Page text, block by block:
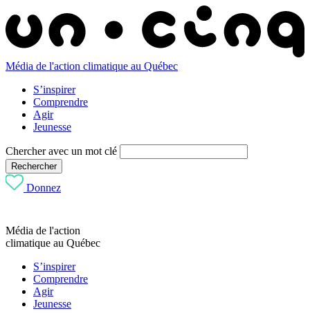
Média de l'action climatique au Québec
S’inspirer
Comprendre
Agir
Jeunesse
Chercher avec un mot clé
Rechercher
Donnez
Média de l'action
climatique au Québec
S’inspirer
Comprendre
Agir
Jeunesse